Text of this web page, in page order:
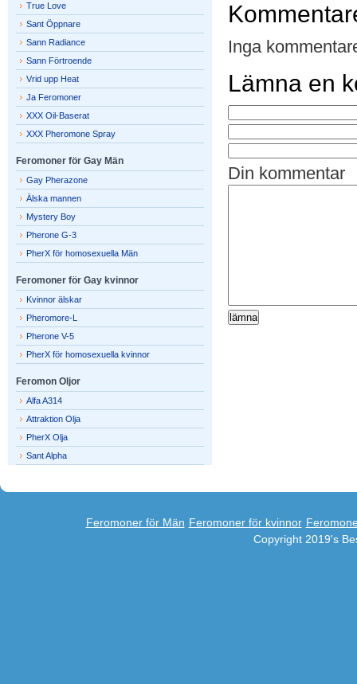
Inga
Lämna en
Din kommentar
True Love
Sant Öppnare
Sann Radiance
Sann Förtroende
Vrid upp Heat
Ja Feromoner
XXX Oil-Baserat
XXX Pheromone Spray
Feromoner för Gay Män
Gay Pherazone
Älska mannen
Mystery Boy
Pherone G-3
PherX för homosexuella Män
Feromoner för Gay kvinnor
Kvinnor älskar
Pheromore-L
Pherone V-5
PherX för homosexuella kvinnor
Feromon Oljor
Alfa A314
Attraktion Olja
PherX Olja
Sant Alpha
Feromoner för Män Feromoner för kvinnor
Copyright 2019's